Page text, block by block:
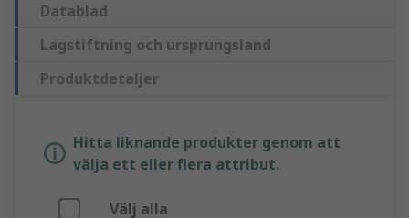
Datablad
Lagstiftning och ursprungsland
Produktdetaljer
Hitta liknande produkter genom att
välja ett eller flera attribut.
Välj alla